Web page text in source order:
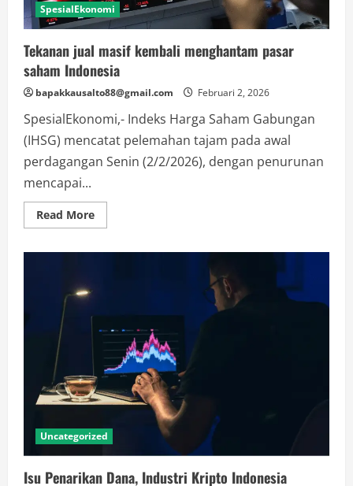
SpesialEkonomi
Tekanan jual masif kembali menghantam pasar
saham Indonesia
bapakkausalto88@gmail.com Februari 2, 2026
SpesialEkonomi,- Indeks Harga Saham Gabungan
(IHSG) mencatat pelemahan tajam pada awal
perdagangan Senin (2/2/2026), dengan penurunan
mencapai...
Read MoreRead
more
saham
Uncategorized
Isu Penarikan Dana, Industri Kripto Indonesia